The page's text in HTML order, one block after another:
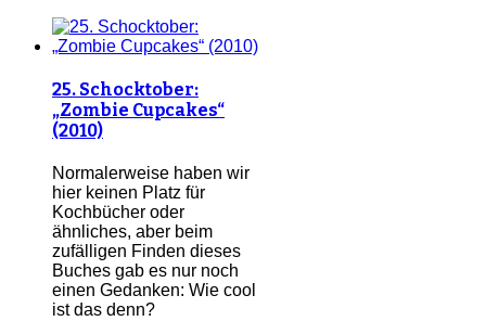
25. Schocktober:
„Zombie Cupcakes“
(2010)
Normalerweise haben wir
hier keinen Platz für
Kochbücher oder
ähnliches, aber beim
zufälligen Finden dieses
Buches gab es nur noch
einen Gedanken: Wie cool
ist das denn?